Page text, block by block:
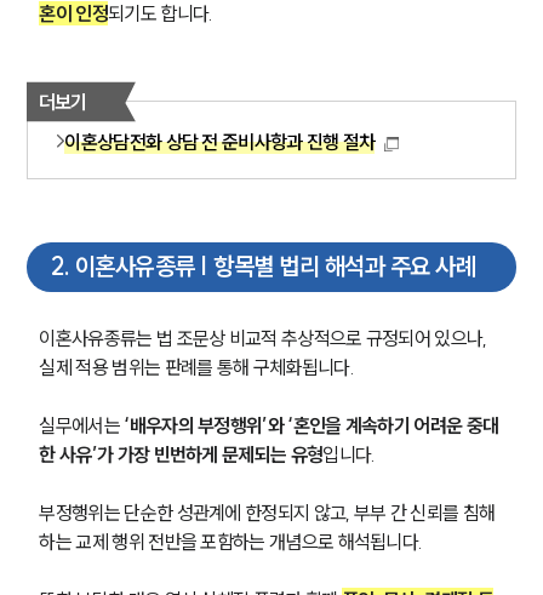
혼이 인정되기도 합니다.
더보기
이혼상담전화 상담 전 준비사항과 진행 절차
2. 이혼사유종류 | 항목별 법리 해석과 주요 사례
이혼사유종류는 법 조문상 비교적 추상적으로 규정되어 있으나,
실제 적용 범위는 판례를 통해 구체화됩니다.
실무에서는 ‘배우자의 부정행위’와 ‘혼인을 계속하기 어려운 중대
한 사유’가 가장 빈번하게 문제되는 유형입니다.
부정행위는 단순한 성관계에 한정되지 않고, 부부 간 신뢰를 침해
하는 교제 행위 전반을 포함하는 개념으로 해석됩니다.